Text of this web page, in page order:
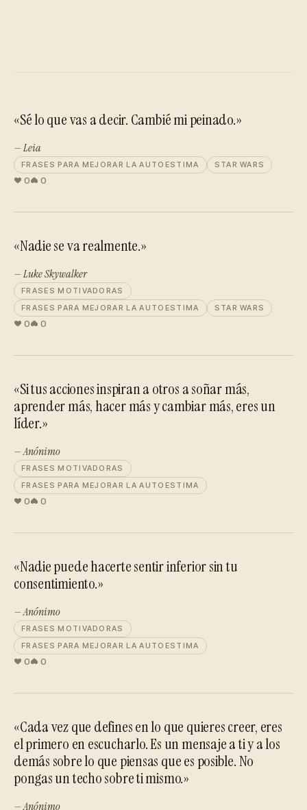
«Sé lo que vas a decir. Cambié mi peinado.»
— Leia
FRASES PARA MEJORAR LA AUTOESTIMA STAR WARS
0 0
«Nadie se va realmente.»
— Luke Skywalker
FRASES MOTIVADORAS
FRASES PARA MEJORAR LA AUTOESTIMA
STAR WARS
0 0
«Si tus acciones inspiran a otros a soñar más,
aprender más, hacer más y cambiar más, eres un
líder.»
— Anónimo
FRASES MOTIVADORAS
FRASES PARA MEJORAR LA AUTOESTIMA
0 0
«Nadie puede hacerte sentir inferior sin tu
consentimiento.»
— Anónimo
FRASES MOTIVADORAS
FRASES PARA MEJORAR LA AUTOESTIMA
0 0
«Cada vez que defines en lo que quieres creer, eres
el primero en escucharlo. Es un mensaje a ti y a los
demás sobre lo que piensas que es posible. No
pongas un techo sobre ti mismo.»
— Anónimo